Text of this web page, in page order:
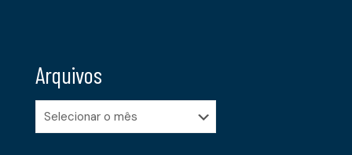
Arquivos
Arquivos